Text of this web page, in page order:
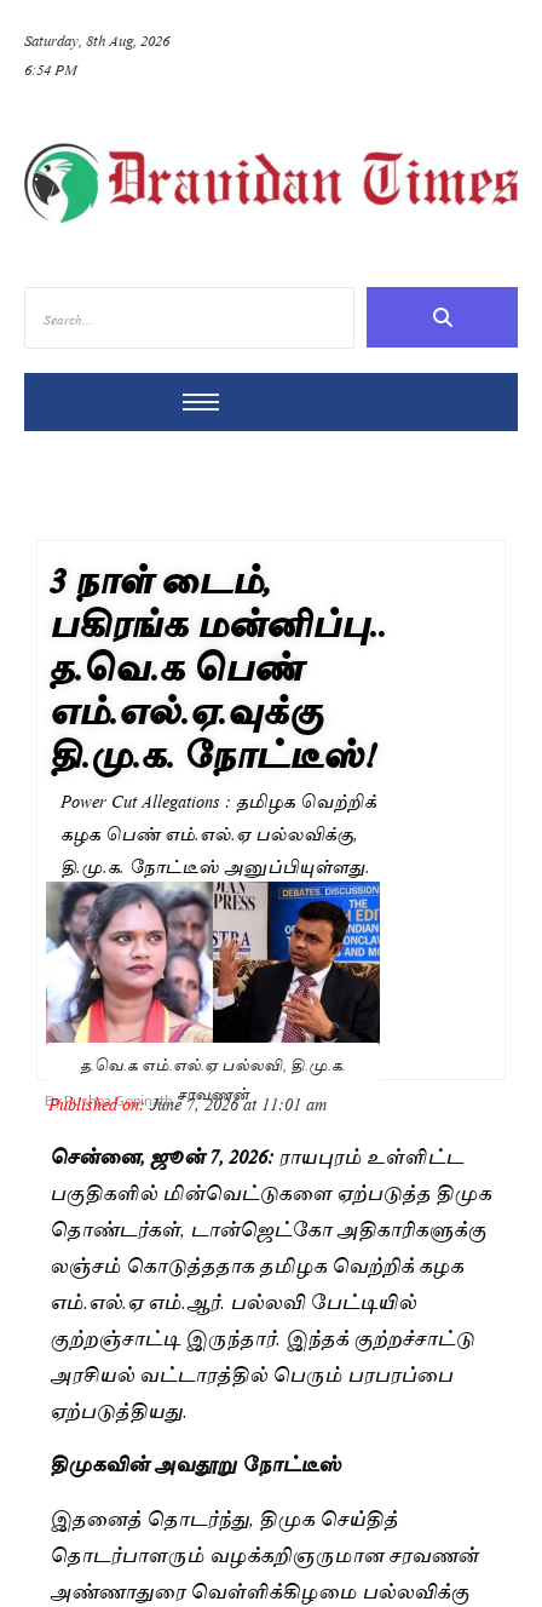
Saturday, 8th Aug, 2026
6:54 PM
3 நாள் டைம்,
பகிரங்க மன்னிப்பு..
த.வெ.க பெண்
எம்.எல்.ஏ.வுக்கு
தி.மு.க. நோட்டீஸ்!
Power Cut Allegations : தமிழக வெற்றிக்
கழக பெண் எம்.எல்.ஏ பல்லவிக்கு,
தி.மு.க. நோட்டீஸ் அனுப்பியுள்ளது.
த.வெ.க எம்.எல்.ஏ பல்லவி, தி.மு.க.
சரவணன்
By Pushpa Gopinath
Published on:June 7, 2026 at 11:01 am
சென்னை, ஜூன் 7, 2026:ராயபுரம் உள்ளிட்ட
பகுதிகளில் மின்வெட்டுகளை ஏற்படுத்த திமுக
தொண்டர்கள், டான்ஜெட்கோ அதிகாரிகளுக்கு
லஞ்சம் கொடுத்ததாக தமிழக வெற்றிக் கழக
எம்.எல்.ஏ எம்.ஆர். பல்லவி பேட்டியில்
குற்றஞ்சாட்டி இருந்தார். இந்தக் குற்றச்சாட்டு
அரசியல் வட்டாரத்தில் பெரும் பரபரப்பை
ஏற்படுத்தியது.
திமுகவின் அவதூறு நோட்டீஸ்
இதனைத் தொடர்ந்து, திமுக செய்தித்
தொடர்பாளரும் வழக்கறிஞருமான சரவணன்
அண்ணாதுரை வெள்ளிக்கிழமை பல்லவிக்கு